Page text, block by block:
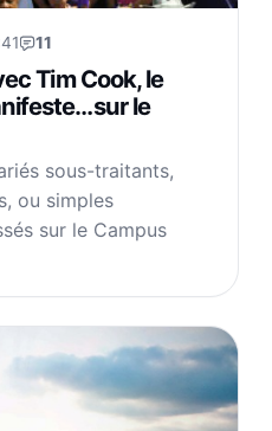
11
Tim Cook, le
le
sous-traitants,
ou simples
sur le Campus